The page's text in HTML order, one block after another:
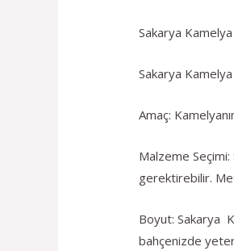
Sakarya
Sakarya
Amaç:
Malzeme
gerektirebilir.
Boyut: Sakarya
bahçenizde